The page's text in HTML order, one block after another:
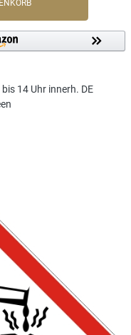
14 Uhr innerh. DE